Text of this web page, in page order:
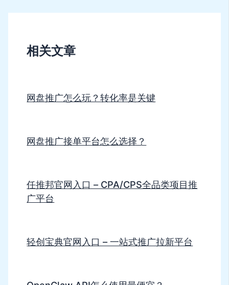
相关文章
网盘推广怎么玩？转化率是关键
网盘推广接单平台怎么选择？
任推邦官网入口 – CPA/CPS全品类项目推
广平台
轻创宝典官网入口 – 一站式推广拉新平台